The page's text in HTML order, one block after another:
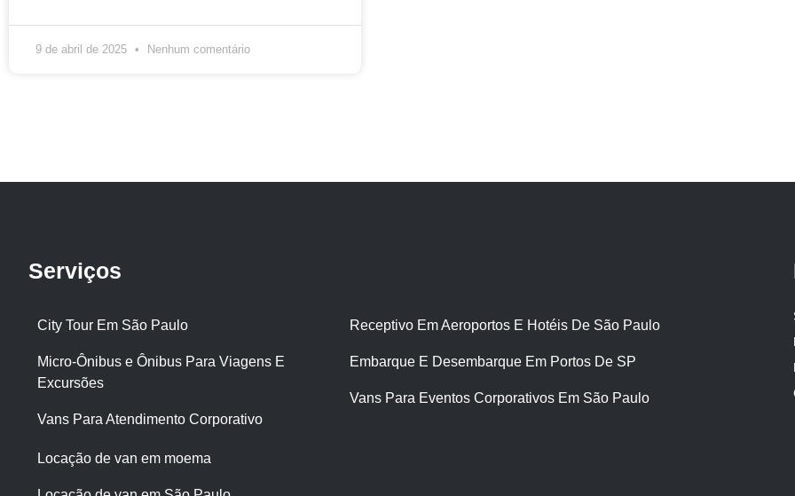
9 de abril de 2025 Nenhum comentário
Serviços
City Tour Em São Paulo
Micro-Ônibus e Ônibus Para Viagens E
Excursões
Vans Para Atendimento Corporativo
Receptivo Em Aeroportos E Hotéis De São Paulo
Embarque E Desembarque Em Portos De SP
Vans Para Eventos Corporativos Em São Paulo
Locação de van em moema